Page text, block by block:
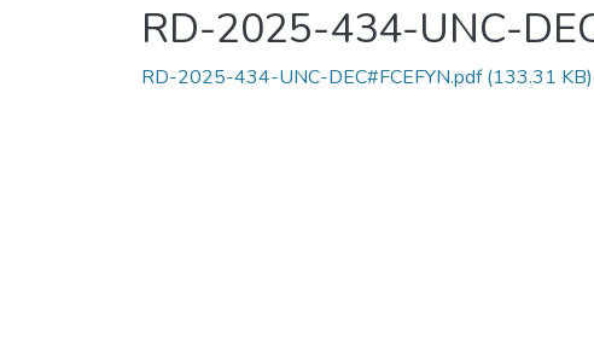
RD-2025-434-UNC-
RD-2025-434-UNC-DEC#FCEFYN.pdf(133.31 KB)